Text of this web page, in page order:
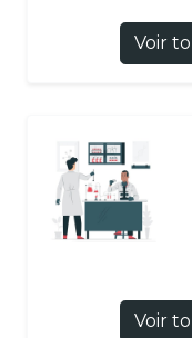
Voir
Voir